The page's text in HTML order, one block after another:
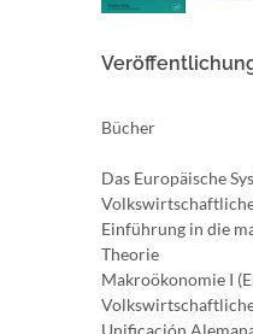
Bücher
Das Europäische
Einführung in die
Theorie
Makroökonomie I
Unificación